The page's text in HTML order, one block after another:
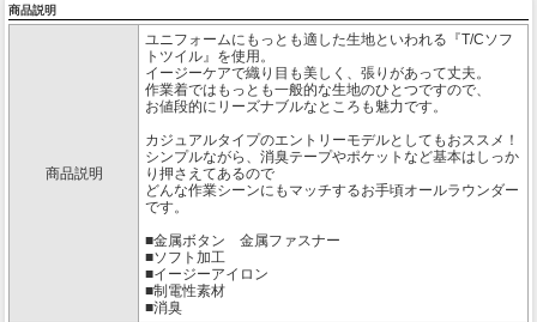
商品説明
商品説明
ユニフォームにもっとも適した生地といわれる『T/Cソフ
トツイル』を使用。
イージーケアで織り目も美しく、張りがあって丈夫。
作業着ではもっとも一般的な生地のひとつですので、
お値段的にリーズナブルなところも魅力です。
カジュアルタイプのエントリーモデルとしてもおススメ！
シンプルながら、消臭テープやポケットなど基本はしっか
り押さえてあるので
どんな作業シーンにもマッチするお手頃オールラウンダー
です。
■金属ボタン 金属ファスナー
■ソフト加工
■イージーアイロン
■制電性素材
■消臭